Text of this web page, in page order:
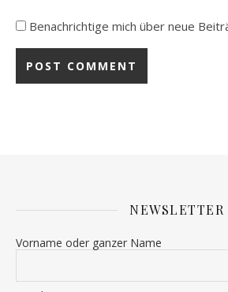
Benachrichtige mich über neue
NEWSLETTER
Vorname oder ganzer Name